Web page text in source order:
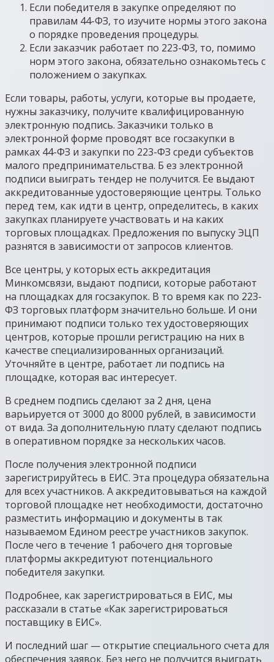
Если победителя в закупке определяют по
правилам 44-ФЗ, то изучите нормы этого закона
о порядке проведения процедуры.
Если заказчик работает по 223-ФЗ, то, помимо
норм этого закона, обязательно ознакомьтесь с
положением о закупках.
Если товары, работы, услуги, которые вы продаете,
нужны заказчику, получите квалифицированную
электронную подпись. Заказчики только в
электронной форме проводят все госзакупки в
рамках 44-ФЗ и закупки по 223-ФЗ среди субъектов
малого предпринимательства. Б ез электронной
подписи выиграть тендер не получится. Ее выдают
аккредитованные удостоверяющие центры. Только
перед тем, как идти в центр, определитесь, в каких
закупках планируете участвовать и на каких
торговых площадках. Предложения по выпуску ЭЦП
разнятся в зависимости от запросов клиентов.
Все центры, у которых есть аккредитация
Минкомсвязи, выдают подписи, которые работают
на площадках для госзакупок. В то время как по 223-
ФЗ торговых платформ значительно больше. И они
принимают подписи только тех удостоверяющих
центров, которые прошли регистрацию на них в
качестве специализированных организаций.
Уточняйте в центре, работает ли подпись на
площадке, которая вас интересует.
В среднем подпись сделают за 2 дня, цена
варьируется от 3000 до 8000 рублей, в зависимости
от вида. За дополнительную плату сделают подпись
в оперативном порядке за нескольких часов.
После получения электронной подписи
зарегистрируйтесь в ЕИС. Эта процедура обязательна
для всех участников. А аккредитовываться на каждой
торговой площадке нет необходимости, достаточно
разместить информацию и документы в так
называемом Едином реестре участников закупок.
После чего в течение 1 рабочего дня торговые
платформы аккредитуют потенциального
победителя закупки.
Подробнее, как зарегистрироваться в ЕИС, мы
рассказали в статье «Как зарегистрироваться
поставщику в ЕИС».
И последний шаг — открытие специального счета для
обеспечения заявок. Без него не получится выиграть